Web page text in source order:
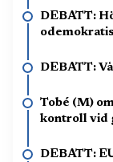
DEBATT:
DEBATT:
Tobé (M)
kontroll vid
DEBATT: